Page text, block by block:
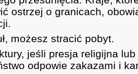
ostrzej o granicach,
możesz stracić pobyt.
jeśli presja religijna
odpowie zakazami i